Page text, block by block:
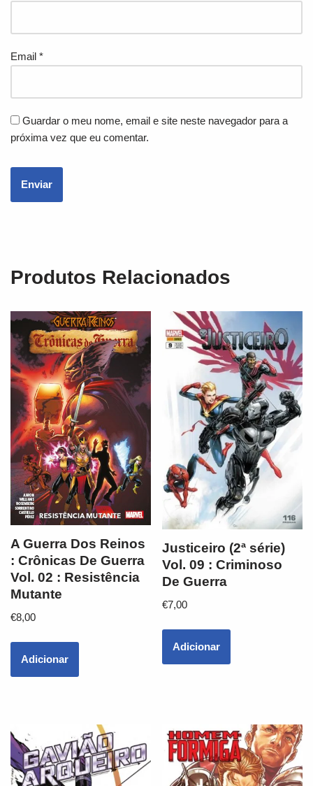
Email *
Guardar o meu nome, email e site neste navegador para a
próxima vez que eu comentar.
Produtos Relacionados
A Guerra Dos Reinos
: Crônicas De Guerra
Vol. 02 : Resistência
Mutante
€8,00
Adicionar
Justiceiro (2ª série)
Vol. 09 : Criminoso
De Guerra
€7,00
Adicionar